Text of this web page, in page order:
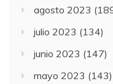
agosto 2023
julio 2023 (134)
junio 2023 (147)
mayo 2023 (143)